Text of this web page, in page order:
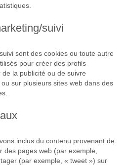
suivi
sont des cookies ou toute autre
pour créer des profils
de la publicité ou de suivre
sur plusieurs sites web dans des
inclus du contenu provenant de
des pages web (par exemple,
(par exemple, « tweet ») sur